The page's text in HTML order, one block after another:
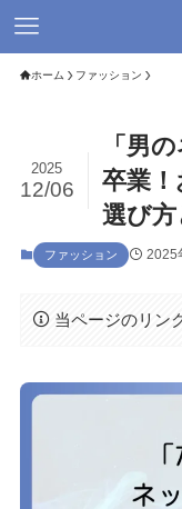
ホーム ファッション
「男
卒業
選び
2025
12/06
ファッション 2025
当ページのリン